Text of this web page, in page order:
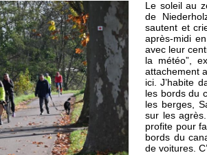
Le soleil au
de
sautent et
après-midi
avec leur
la météo”,
attachement
ici. J’habite
les bords du
les berges,
sur les
profite pour
bords du
de voitures.